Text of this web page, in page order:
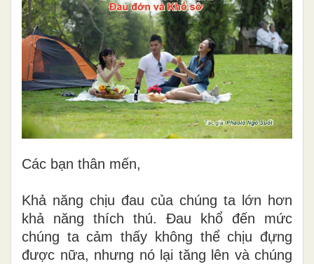
Các bạn thân mến,
Khả năng chịu đau của chúng ta lớn hơn
khả năng thích thú. Đau khổ đến mức
chúng ta cảm thấy không thể chịu đựng
được nữa, nhưng nó lại tăng lên và chúng